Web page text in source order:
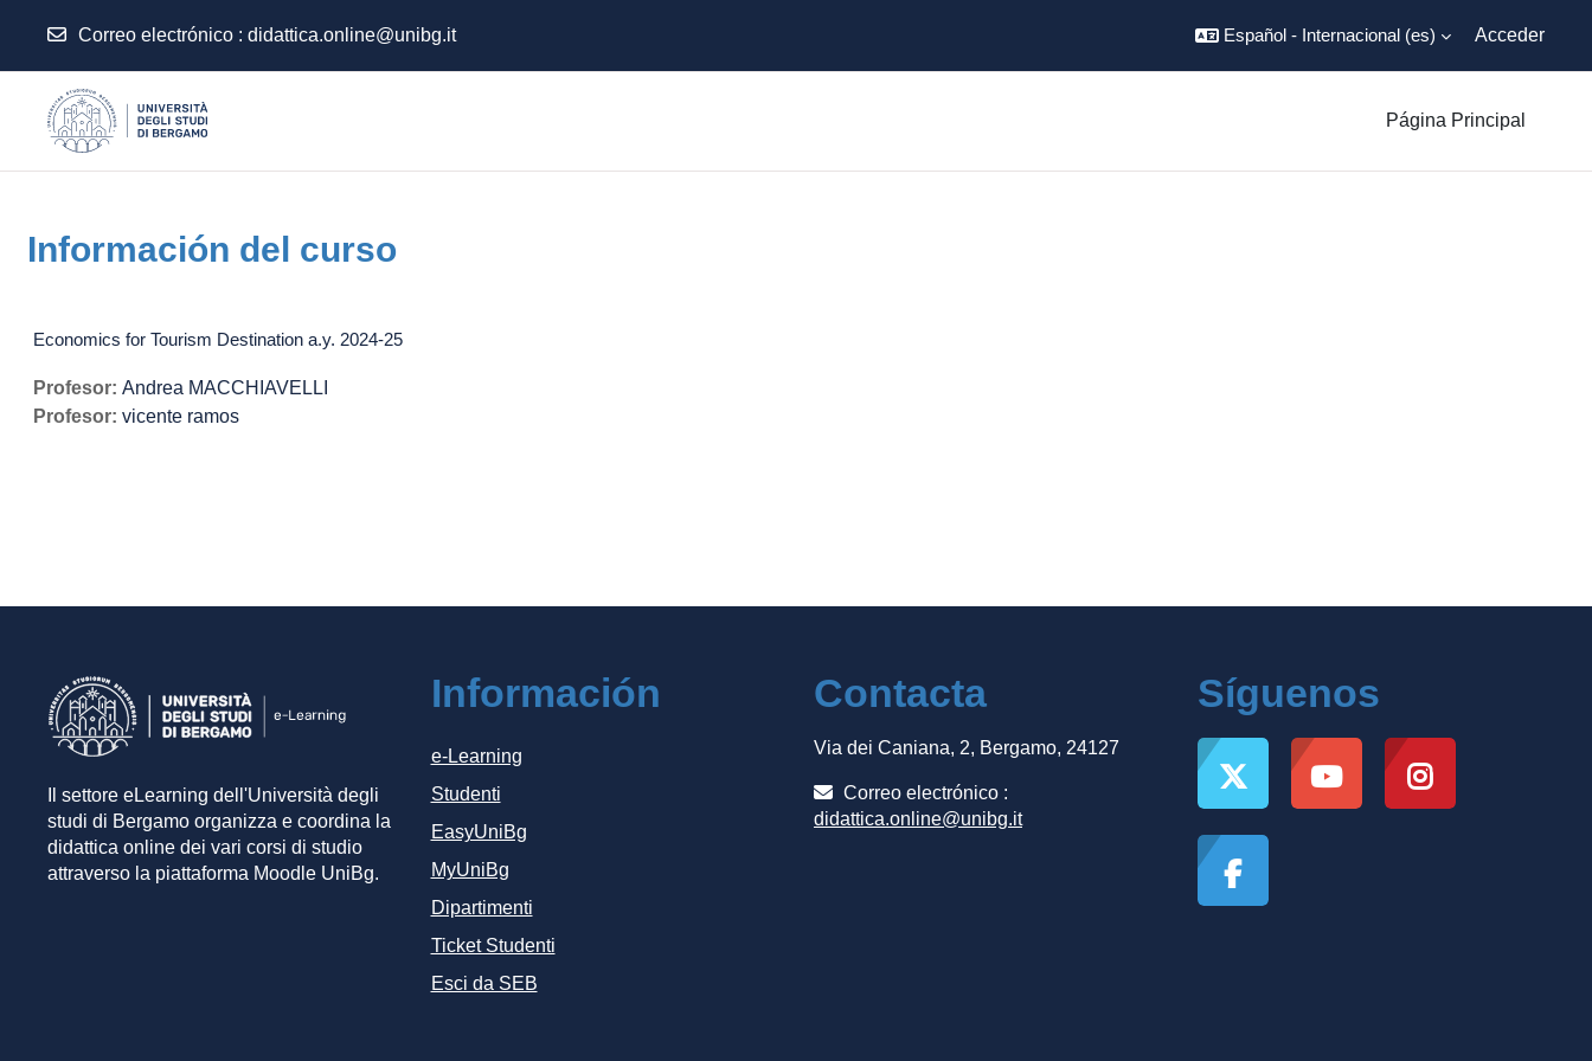
Correo electrónico : didattica.online@unibg.it Español - Internacional ‎(es)‎ Acceder
Página Principal
Información del curso
Economics for Tourism Destination a.y. 2024-25
Profesor: Andrea MACCHIAVELLI
Profesor: vicente ramos
Il settore eLearning dell'Università degli
studi di Bergamo organizza e coordina la
didattica online dei vari corsi di studio
attraverso la piattaforma Moodle UniBg.
Información
e-Learning
Studenti
EasyUniBg
MyUniBg
Dipartimenti
Ticket Studenti
Esci da SEB
Contacta
Via dei Caniana, 2, Bergamo, 24127
Correo electrónico :
didattica.online@unibg.it
Síguenos